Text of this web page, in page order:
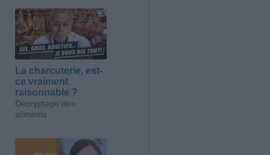
La charcuterie, est-
ce vraiment
raisonnable ?
Décryptage des
aliments